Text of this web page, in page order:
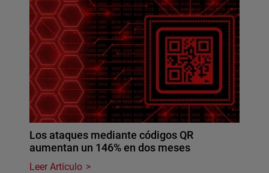
Los ataques mediante códigos QR
aumentan un 146% en dos meses
Leer Artículo